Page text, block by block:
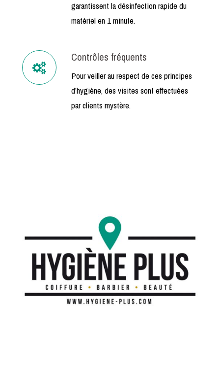
garantissent la désinfection rapide du
matériel en 1 minute.
Contrôles fréquents
Pour veiller au respect de ces principes
d’hygiène, des visites sont effectuées
par clients mystère.